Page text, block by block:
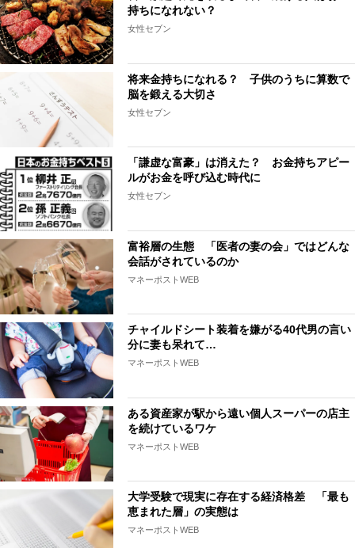
持ちになれない？
女性セブン
将来金持ちになれる？ 子供のうちに算数で
脳を鍛える大切さ
女性セブン
「謙虚な富豪」は消えた？ お金持ちアピー
ルがお金を呼び込む時代に
女性セブン
富裕層の生態 「医者の妻の会」ではどんな
会話がされているのか
マネーポストWEB
チャイルドシート装着を嫌がる40代男の言い
分に妻も呆れて…
マネーポストWEB
ある資産家が駅から遠い個人スーパーの店主
を続けているワケ
マネーポストWEB
大学受験で現実に存在する経済格差 「最も
恵まれた層」の実態は
マネーポストWEB